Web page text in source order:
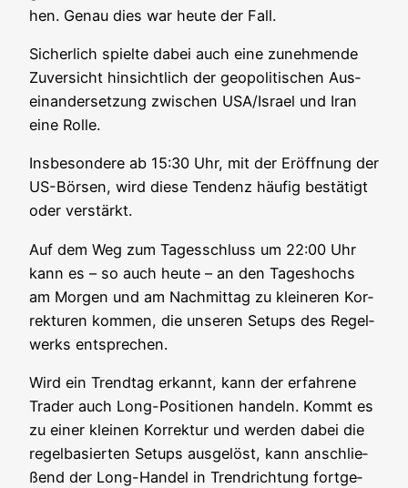
hen. Genau dies war heu­te der Fall.
Sicher­lich spiel­te dabei auch eine zuneh­men­de
Zuver­sicht hin­sicht­lich der geo­po­li­ti­schen Aus­
ein­an­der­set­zung zwi­schen USA/Israel und Iran
eine Rolle.
Ins­be­son­de­re ab 15:30 Uhr, mit der Eröff­nung der
US-Bör­sen, wird die­se Ten­denz häu­fig bestä­tigt
oder verstärkt.
Auf dem Weg zum Tages­schluss um 22:00 Uhr
kann es – so auch heu­te – an den Tages­hochs
am Mor­gen und am Nach­mit­tag zu klei­ne­ren Kor­
rek­tu­ren kom­men, die unse­ren Set­ups des Regel­
werks entsprechen.
Wird ein Trend­tag erkannt, kann der erfah­re­ne
Trader auch Long-Posi­tio­nen han­deln. Kommt es
zu einer klei­nen Kor­rek­tur und wer­den dabei die
regel­ba­sier­ten Set­ups aus­ge­löst, kann anschlie­
ßend der Long-Han­del in Trend­rich­tung fort­ge­